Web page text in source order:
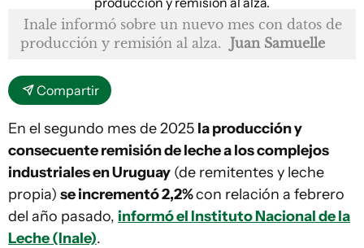
Inale informó sobre un nuevo mes con datos de
producción y remisión al alza. Juan Samuelle
Compartir
En el segundo mes de 2025 la producción y
consecuente remisión de leche a los complejos
industriales en Uruguay (de remitentes y leche
propia) se incrementó 2,2%con relación a febrero
del año pasado, informó el Instituto Nacional de la
Leche (Inale).